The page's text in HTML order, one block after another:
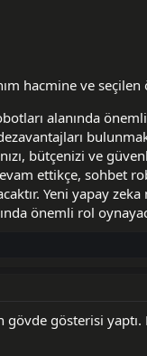
hacmine ve
alanında
bütçenizi ve
ettikçe, sohbet
Yeni yapay
önemli rol
gövde gösterisi